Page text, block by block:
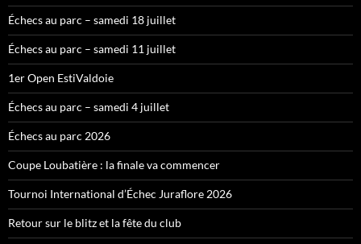
Échecs au parc – samedi 18 juillet
Échecs au parc – samedi 11 juillet
1er Open EstiValdoie
Échecs au parc – samedi 4 juillet
Échecs au parc 2026
Coupe Loubatière : la finale va commencer
Tournoi International d’Échec Juraflore 2026
Retour sur le blitz et la fête du club